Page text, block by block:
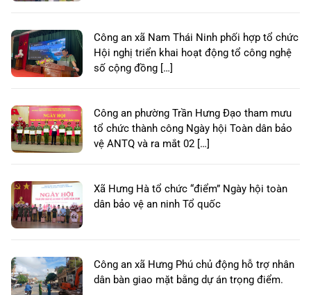
Công an xã Nam Thái Ninh phối hợp tổ chức
Hội nghị triển khai hoạt động tổ công nghệ
số cộng đồng […]
Công an phường Trần Hưng Đạo tham mưu
tổ chức thành công Ngày hội Toàn dân bảo
vệ ANTQ và ra mắt 02 […]
Xã Hưng Hà tổ chức “điểm” Ngày hội toàn
dân bảo vệ an ninh Tổ quốc
Công an xã Hưng Phú chủ động hỗ trợ nhân
dân bàn giao mặt bằng dự án trọng điểm.